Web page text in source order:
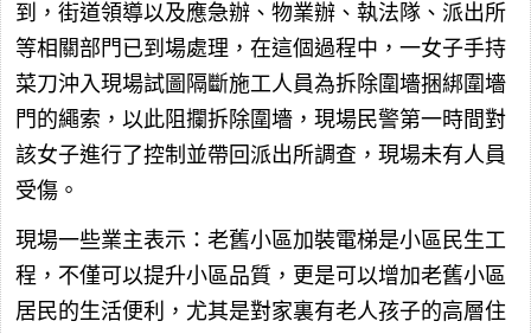
到，街道領導以及應急辦、物業辦、執法隊、派出所
等相關部門已到場處理，在這個過程中，一女子手持
菜刀沖入現場試圖隔斷施工人員為拆除圍墻捆綁圍墻
門的繩索，以此阻攔拆除圍墻，現場民警第一時間對
該女子進行了控制並帶回派出所調查，現場未有人員
受傷。
現場一些業主表示：老舊小區加裝電梯是小區民生工
程，不僅可以提升小區品質，更是可以增加老舊小區
居民的生活便利，尤其是對家裏有老人孩子的高層住